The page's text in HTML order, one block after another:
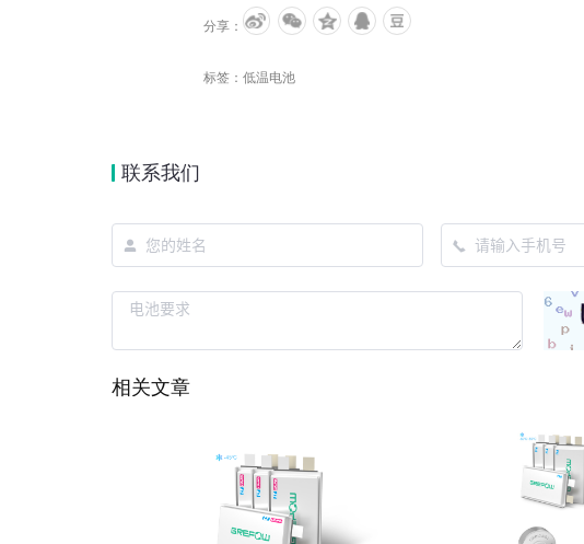
分享：
标签： 低温电池
联系我们
相关文章